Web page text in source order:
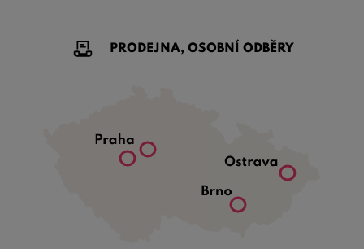
PRODEJNA, OSOBNÍ ODBĚRY